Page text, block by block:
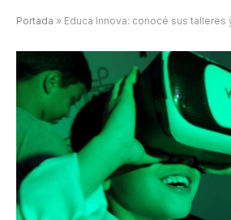
Portada » Educa Innova: conocé sus talleres y cuándo